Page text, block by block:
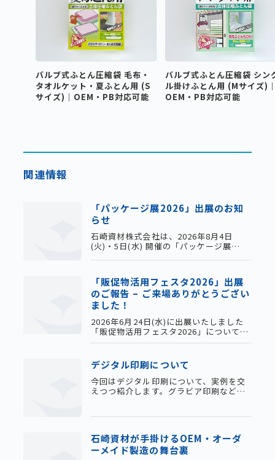
バルブ式ふとん圧縮袋 毛布・
タオルケット・夏ふとん用 (S
サイズ)｜OEM・PB対応可能
バルブ式ふとん圧縮袋 シン
ル掛けふとん用 (Mサイズ)
OEM・PB対応可能
関連情報
「パッケージ展2026」出展のお知
らせ
石崎資材株式会社は、2026年8月4日
(火)・5日(水) 開催の「パッケージ展
す。ご来場お申し込みはこちら【日時】1
日目：2026年8月4日(火) 13:30-17:002日
目：2026年8月5日(水) 10:00-16:00【会
場】大阪産業創造館（ブース3F 34番）
【詳細情報】[公式HP]本件に関するお問
い合わせは下記フォ
「販促物活用フェスタ2026」出展
のご報告 – ご来場ありがとうござい
ました！
2026年6月24日(水)に出展いたしました
「販促物活用フェスタ2026」についてご
報告いたします。当日は多くのお客様に
ました。今後も様々な展示会に出展しま
すので、何卒よろしくお願い申し上げま
す。【今回出展した商品】ジップルパッ
ク衣類圧縮パック（旅行用手押し圧縮
帯トイレ
デジタル印刷について
今回はデジタル印刷について、実例を交
えつつ紹介します。グラビア印刷などの
のようなもので、これを作るのにコスト
ばそれ以上のコストがかからないので、
大量に同じものを印刷するには都合がい
石崎資材が手掛けるOEM・オーダ
ーメイド製造の舞台裏